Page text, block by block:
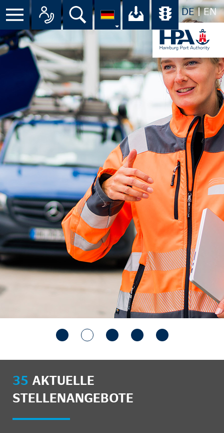
DE EN
Suche Ihr Download-
35 AKTUELLE
STELLENANGEBOTE